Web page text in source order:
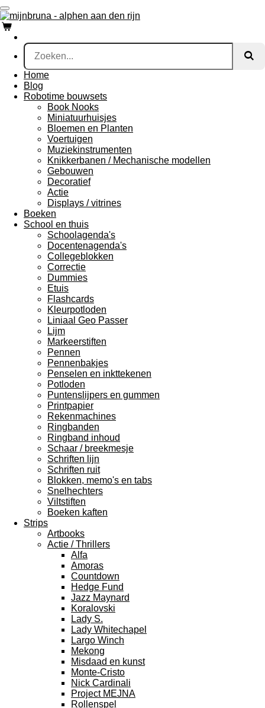
Ga
direct
naar
de
hoofdinhoud
Home
Blog
Robotime bouwsets
Book Nooks
Miniatuurhuisjes
Bloemen en Planten
Voertuigen
Muziekinstrumenten
Knikkerbanen / Mechanische modellen
Gebouwen
Decoratief
Actie
Displays / vitrines
Boeken
School en thuis
Schoolagenda's
Docentenagenda's
Collegeblokken
Correctie
Dummies
Etuis
Flashcards
Kleurpotloden
Liniaal Geo Passer
Lijm
Markeerstiften
Pennen
Pennenbakjes
Penselen en inkttekenen
Potloden
Puntenslijpers en gummen
Printpapier
Rekenmachines
Ringbanden
Ringband inhoud
Schaar / breekmesje
Schriften lijn
Schriften ruit
Blokken, memo's en tabs
Snelhechters
Viltstiften
Boeken kaften
Strips
Artbooks
Actie / Thrillers
Alfa
Amoras
Countdown
Hedge Fund
Jazz Maynard
Koralovski
Lady S.
Lady Whitechapel
Largo Winch
Mekong
Misdaad en kunst
Monte-Cristo
Nick Cardinali
Project MEJNA
Rollenspel